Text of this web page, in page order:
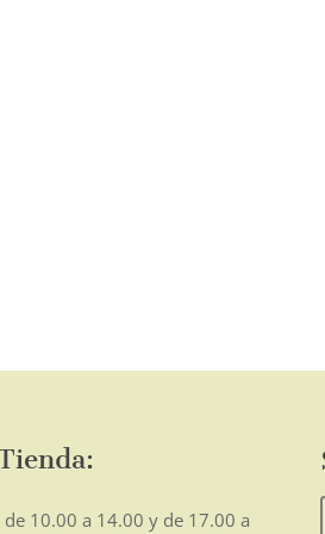
10.00 a 14.00 y de 17.00 a